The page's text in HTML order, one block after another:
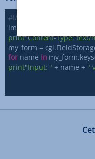
#!/usr/bin/python
print"Content-Type:
for name in
print"Input: " + name + "